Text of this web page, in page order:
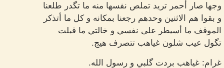
وجها صار أحمر تريد تملص نفسها منه ما تگدر طلعنا
و بقوا هم الاثنين وحدهم رجعنا بمكانه و كل ما أتذكر
الموقف ما أسيطر على نفسي و خالتي ما قبلت
تگول عيب شلون غياهب تتصرف هيج.
غرام: غياهب بردت گلبي و رسول الله.